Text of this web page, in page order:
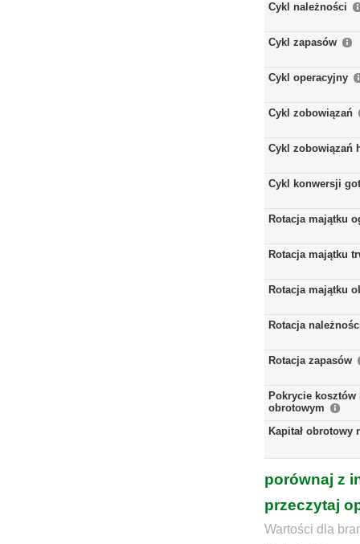
Cykl należności
Cykl zapasów
Cykl operacyjny
Cykl zobowiązań
Cykl zobowiązań
Cykl konwersji
Rotacja majątku
Rotacja majątku
Rotacja majątku
Rotacja
Rotacja zapasów
Pokrycie kosztów
obrotowym
Kapitał obrotowy
porównaj z
przeczytaj
Wartości dla